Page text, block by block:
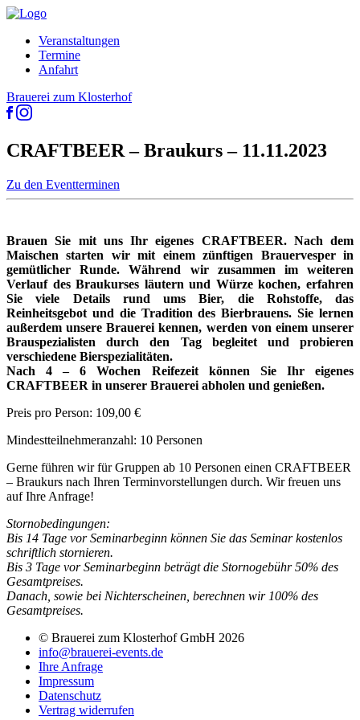
Veranstaltungen
Termine
Anfahrt
Brauerei zum Klosterhof
CRAFTBEER – Braukurs – 11.11.2023
Zu den Eventterminen
Brauen Sie mit uns Ihr eigenes CRAFTBEER. Nach dem
Maischen starten wir mit einem zünftigen Brauervesper in
gemütlicher Runde. Während wir zusammen im weiteren
Verlauf des Braukurses läutern und Würze kochen, erfahren
Sie viele Details rund ums Bier, die Rohstoffe, das
Reinheitsgebot und die Tradition des Bierbrauens. Sie lernen
außerdem unsere Brauerei kennen, werden von einem unserer
Brauspezialisten durch den Tag begleitet und probieren
verschiedene Bierspezialitäten.
Nach 4 – 6 Wochen Reifezeit können Sie Ihr eigenes
CRAFTBEER in unserer Brauerei abholen und genießen.
Preis pro Person: 109,00 €
Mindestteilnehmeranzahl: 10 Personen
Gerne führen wir für Gruppen ab 10 Personen einen CRAFTBEER
– Braukurs nach Ihren Terminvorstellungen durch. Wir freuen uns
auf Ihre Anfrage!
Stornobedingungen:
Bis 14 Tage vor Seminarbeginn können Sie das Seminar kostenlos
schriftlich stornieren.
Bis 3 Tage vor Seminarbeginn beträgt die Stornogebühr 50% des
Gesamtpreises.
Danach, sowie bei Nichterscheinen, berechnen wir 100% des
Gesamtpreises.
© Brauerei zum Klosterhof GmbH 2026
info@brauerei-events.de
Ihre Anfrage
Impressum
Datenschutz
Vertrag widerrufen